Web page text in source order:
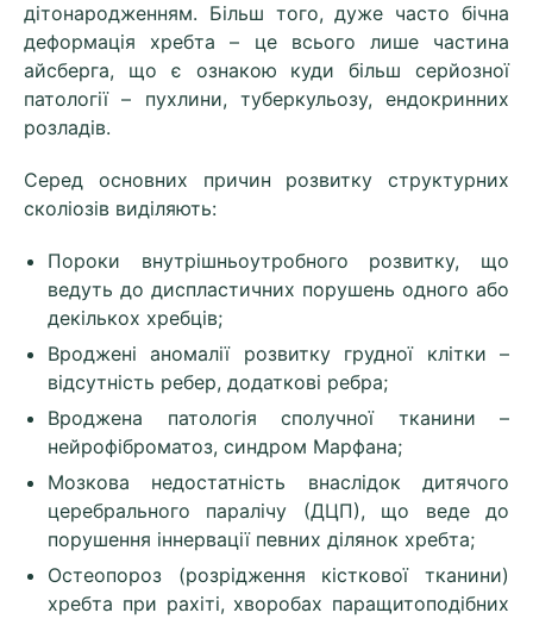
дітонародженням. Більш того, дуже часто бічна
деформація хребта – це всього лише частина
айсберга, що є ознакою куди більш серйозної
патології – пухлини, туберкульозу, ендокринних
розладів.
Серед основних причин розвитку структурних
сколіозів виділяють:
Пороки внутрішньоутробного розвитку, що
ведуть до диспластичних порушень одного або
декількох хребців;
Вроджені аномалії розвитку грудної клітки –
відсутність ребер, додаткові ребра;
Вроджена патологія сполучної тканини –
нейрофіброматоз, синдром Марфана;
Мозкова недостатність внаслідок дитячого
церебрального паралічу (ДЦП), що веде до
порушення іннервації певних ділянок хребта;
Остеопороз (розрідження кісткової тканини)
хребта при рахіті, хворобах паращитоподібних